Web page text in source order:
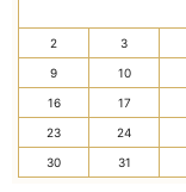
2 3
9 10
16 17
23 24
30 31